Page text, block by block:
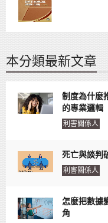
本分類最新文章
制度為什麼
的專業邏輯
利害關係人
死亡與談判
利害關係人
怎麼把數據
角